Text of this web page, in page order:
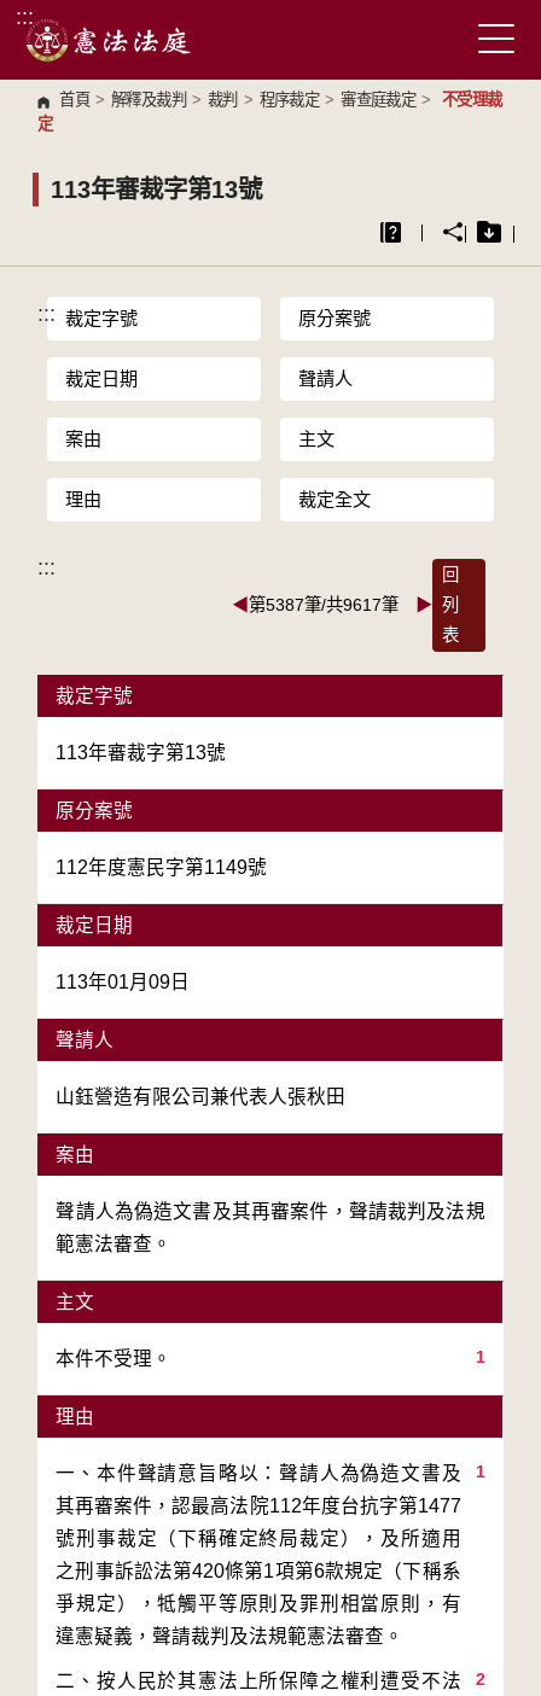
跳到主要內容區塊
:::
首頁 > 解釋及裁判 > 裁判 > 程序裁定 > 審查庭裁定 >
不受理裁
定
113年審裁字第13號
::: 裁定字號 原分案號
裁定日期 聲請人
案由 主文
理由 裁定全文
:::
◀第5387筆/共9617筆 ▶
回
列
表
裁定字號
113年審裁字第13號
原分案號
112年度憲民字第1149號
裁定日期
113年01月09日
聲請人
山鈺營造有限公司兼代表人張秋田
案由
聲請人為偽造文書及其再審案件，聲請裁判及法規
範憲法審查。
主文
1
本件不受理。
理由
1
一、本件聲請意旨略以：聲請人為偽造文書及
其再審案件，認最高法院112年度台抗字第1477
號刑事裁定（下稱確定終局裁定），及所適用
之刑事訴訟法第420條第1項第6款規定（下稱系
爭規定），牴觸平等原則及罪刑相當原則，有
2
二、按人民於其憲法上所保障之權利遭受不法